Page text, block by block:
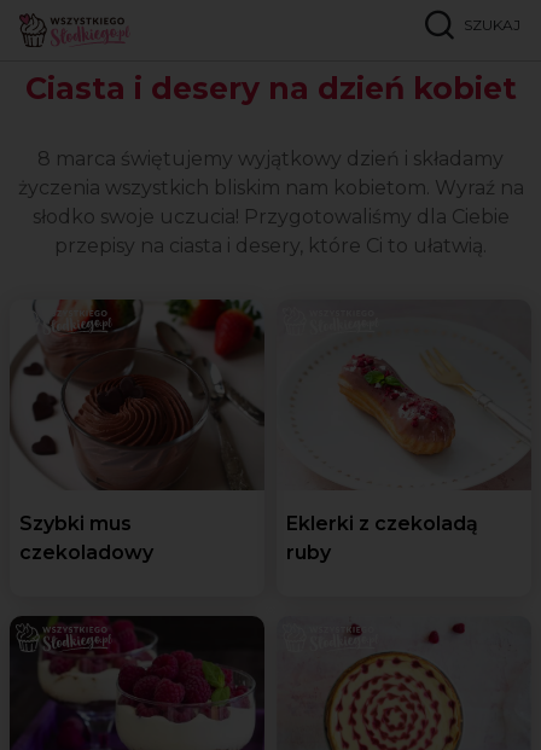
SZUKAJ
Strona główna
Ciasta i desery na dzień kobiet
8 marca świętujemy wyjątkowy dzień i składamy
życzenia wszystkich bliskim nam kobietom. Wyraź na
słodko swoje uczucia! Przygotowaliśmy dla Ciebie
przepisy na ciasta i desery, które Ci to ułatwią.
Szybki mus
czekoladowy
Eklerki z czekoladą
ruby